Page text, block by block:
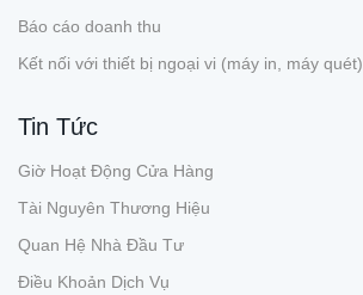
Báo cáo doanh thu
Kết nối với thiết bị ngoại vi (máy in, máy quét)
Tin Tức
Giờ Hoạt Động Cửa Hàng
Tài Nguyên Thương Hiệu
Quan Hệ Nhà Đầu Tư
Điều Khoản Dịch Vụ